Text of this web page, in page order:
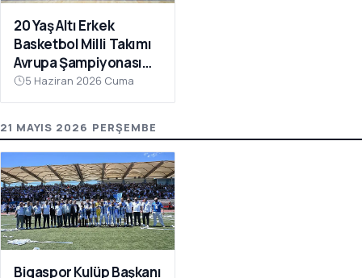
20 Yaş Altı Erkek
Basketbol Milli Takımı
Avrupa Şampiyonası
Hazırlıkları İçin
Çanakkale’de Kampa
5 Haziran 2026 Cuma
21 MAYIS 2026 PERŞEMBE
Bigaspor Kulüp Başkanı